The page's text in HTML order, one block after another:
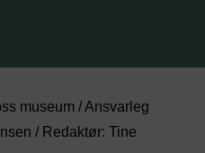
museum / Ansvarleg
/ Redaktør: Tine